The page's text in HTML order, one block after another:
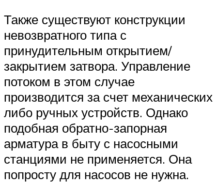
Также существуют конструкции
невозвратного типа с
принудительным открытием/
закрытием затвора. Управление
потоком в этом случае
производится за счет механических
либо ручных устройств. Однако
подобная обратно-запорная
арматура в быту с насосными
станциями не применяется. Она
попросту для насосов не нужна.